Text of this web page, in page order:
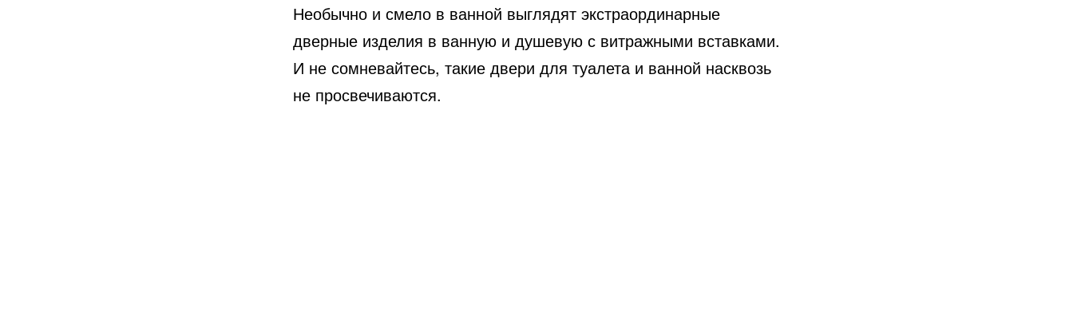
Необычно и смело в ванной выглядят экстраординарные
дверные изделия в ванную и душевую с витражными вставками.
И не сомневайтесь, такие двери для туалета и ванной насквозь
не просвечиваются.